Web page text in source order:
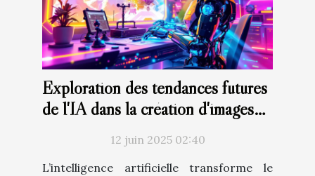
Exploration des tendances futures
de l'IA dans la création d'images
12 juin 2025 02:40
L’intelligence artificielle transforme le